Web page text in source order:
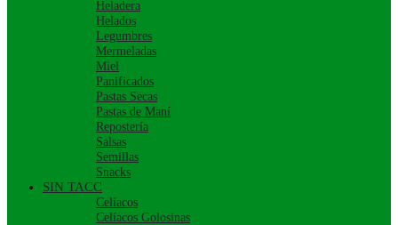
Heladera
Helados
Legumbres
Mermeladas
Miel
Panificados
Pastas Secas
Pastas de Maní
Repostería
Salsas
Semillas
Snacks
SIN TACC
Celíacos
Celíacos Golosinas